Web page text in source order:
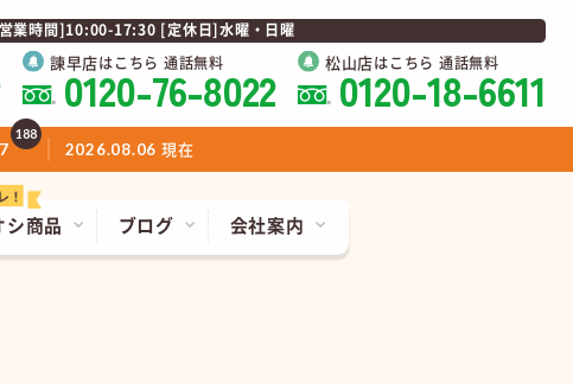
業時間]10:00-17:30 [定休日]水曜・日曜
諫早店はこちら 通話無料
0120-76-8022 松山店はこちら 通話無料
0120-18-6611
シ商品 ブログ 会社案内
188
2026.08.06 現在